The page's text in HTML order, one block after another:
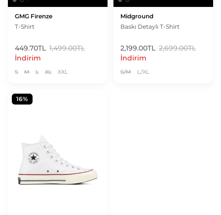
GMG Firenze
T-Shirt
449.70TL 1,499.00TL
İndirim
S M L XL XXL
Midground
Baskı Detaylı T-Shirt
2,199.00TL 2,699.00TL
İndirim
S/M L/XL
16%